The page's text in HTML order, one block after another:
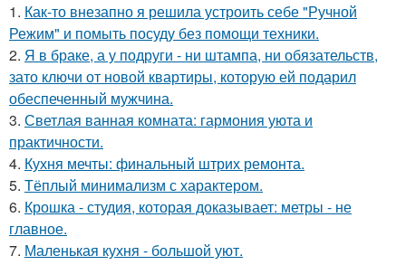
1. Как-то внезапно я решила устроить себе "Ручной
Режим" и помыть посуду без помощи техники.
2. Я в браке, а у подруги - ни штампа, ни обязательств,
зато ключи от новой квартиры, которую ей подарил
обеспеченный мужчина.
3. Светлая ванная комната: гармония уюта и
практичности.
4. Кухня мечты: финальный штрих ремонта.
5. Тёплый минимализм с характером.
6. Крошка - студия, которая доказывает: метры - не
главное.
7. Маленькая кухня - большой уют.